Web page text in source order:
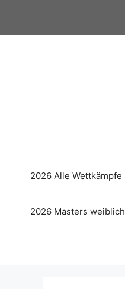
springen
2026 Alle Wettkämpfe
2026 Masters weiblich